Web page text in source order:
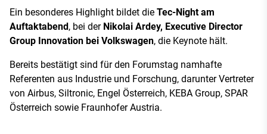
Ein besonderes Highlight bildet die Tec-Night am
Auftaktabend, bei der Nikolai Ardey, Executive Director
Group Innovation bei Volkswagen, die Keynote hält.
Bereits bestätigt sind für den Forumstag namhafte
Referenten aus Industrie und Forschung, darunter Vertreter
von Airbus, Siltronic, Engel Österreich, KEBA Group, SPAR
Österreich sowie Fraunhofer Austria.